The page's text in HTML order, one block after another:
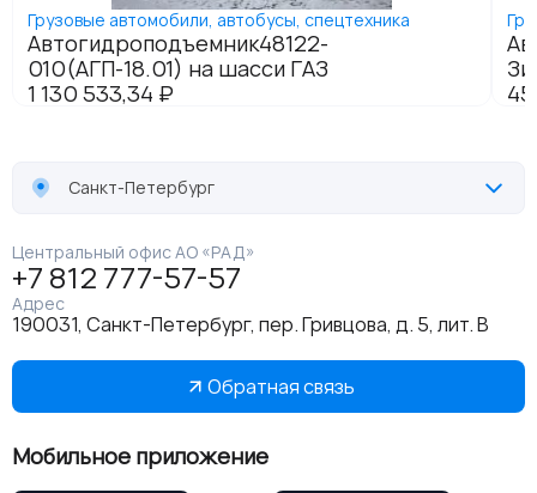
Санкт-Петербург
Центральный офис АО «РАД»
+7 812 777-57-57
Адрес
190031, Санкт-Петербург, пер. Гривцова, д. 5, лит. В
Обратная связь
Мобильное приложение